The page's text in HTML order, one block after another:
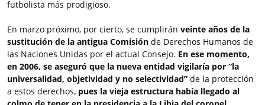
futbolista más prodigioso.
En marzo próximo, por cierto, se cumplirán veinte años de la
sustitución de la antigua Comisión de Derechos Humanos de
las Naciones Unidas por el actual Consejo. En ese momento,
en 2006, se aseguró que la nueva entidad vigilaría por “la
universalidad, objetividad y no selectividad” de la protección
a estos derechos, pues la vieja estructura había llegado al